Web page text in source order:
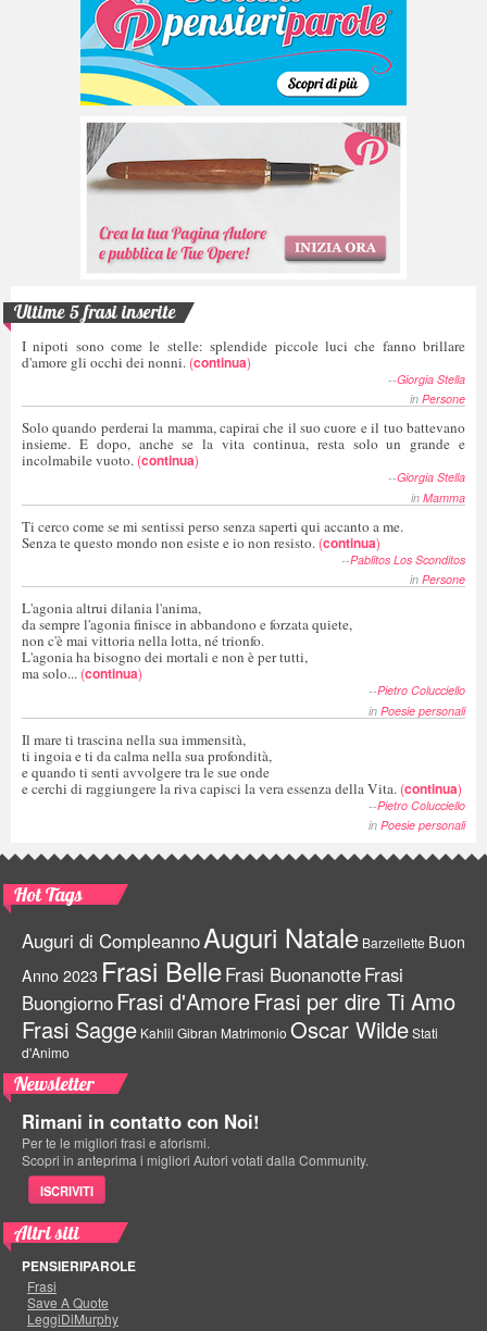
Ultime 5 frasi inserite
I nipoti sono come le stelle: splendide piccole luci che fanno brillare
d'amore gli occhi dei nonni. (continua)
--Giorgia Stella
in Persone
Solo quando perderai la mamma, capirai che il suo cuore e il tuo battevano
insieme. E dopo, anche se la vita continua, resta solo un grande e
incolmabile vuoto. (continua)
--Giorgia Stella
in Mamma
Ti cerco come se mi sentissi perso senza saperti qui accanto a me.
Senza te questo mondo non esiste e io non resisto. (continua)
--Pablitos Los Sconditos
in Persone
L'agonia altrui dilania l'anima,
da sempre l'agonia finisce in abbandono e forzata quiete,
non c'è mai vittoria nella lotta, né trionfo.
L'agonia ha bisogno dei mortali e non è per tutti,
ma solo... (continua)
--Pietro Colucciello
in Poesie personali
Il mare ti trascina nella sua immensità,
ti ingoia e ti da calma nella sua profondità,
e quando ti senti avvolgere tra le sue onde
e cerchi di raggiungere la riva capisci la vera essenza della Vita. (continua)
--Pietro Colucciello
in Poesie personali
Hot Tags
Auguri di CompleannoAuguri Natale Barzellette Buon
Anno 2023 Frasi BelleFrasi BuonanotteFrasi
BuongiornoFrasi d'AmoreFrasi per dire Ti Amo
Frasi Sagge Kahlil Gibran Matrimonio Oscar WildeStati
d'Animo
Newsletter
Rimani in contatto con Noi!
Per te le migliori frasi e aforismi.
Scopri in anteprima i migliori Autori votati dalla Community.
ISCRIVITI
Altri siti
PENSIERIPAROLE
Frasi
Save A Quote
LeggiDiMurphy